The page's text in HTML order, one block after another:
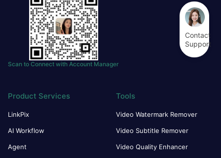
Scan to Connect with Account Manager
Product Services
LinkPix
AI Workflow
Agent
Tools
Video Watermark Remover
Video Subtitle Remover
Video Quality Enhancer
Contact
Support